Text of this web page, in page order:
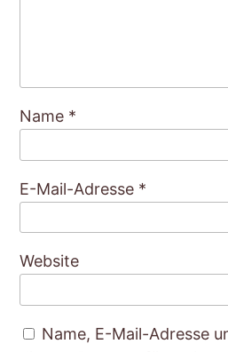
Name *
E-Mail-Adresse *
Website
Name, E-Mail-Adresse